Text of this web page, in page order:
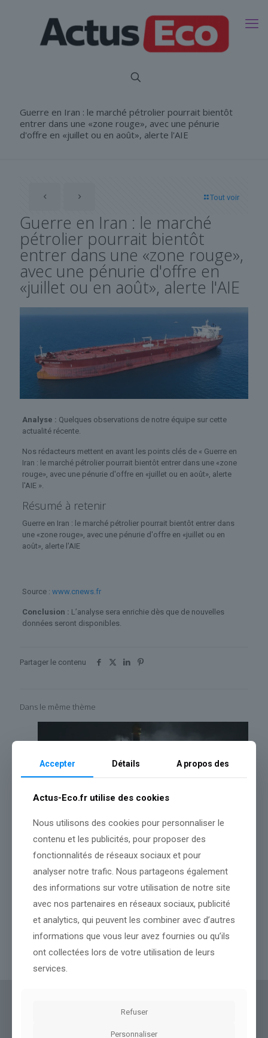
Guerre en Iran : le marché pétrolier pourrait bientôt
entrer dans une «zone rouge», avec une pénurie
d'offre en «juillet ou en août», alerte l'AIE
Tout voir
Guerre en Iran : le marché
pétrolier pourrait bientôt
entrer dans une «zone rouge»,
avec une pénurie d'offre en
«juillet ou en août», alerte l'AIE
Analyse : Quelques observations de notre équipe sur cette
actualité récente.
Nos rédacteurs mettent en avant les points clés de « Guerre en
Iran : le marché pétrolier pourrait bientôt entrer dans une «zone
rouge», avec une pénurie d'offre en «juillet ou en août», alerte
l'AIE ».
Résumé à retenir
Guerre en Iran : le marché pétrolier pourrait bientôt entrer dans
une «zone rouge», avec une pénurie d'offre en «juillet ou en
août», alerte l'AIE
Source : www.cnews.fr
Conclusion : L’analyse sera enrichie dès que de nouvelles
données seront disponibles.
Partager le contenu
Dans le même thème
La Guerre en Ukraine ne faiblit pas avec au moins neuf morts
dans des frappes massives de la Russie
Lire l’article
Accepter Détails A propos des
Actus-Eco.fr utilise des cookies
Nous utilisons des cookies pour personnaliser le
contenu et les publicités, pour proposer des
fonctionnalités de réseaux sociaux et pour
analyser notre trafic. Nous partageons également
des informations sur votre utilisation de notre site
avec nos partenaires en réseaux sociaux, publicité
et analytics, qui peuvent les combiner avec d’autres
informations que vous leur avez fournies ou qu’ils
ont collectées lors de votre utilisation de leurs
services.
Refuser
Personnaliser